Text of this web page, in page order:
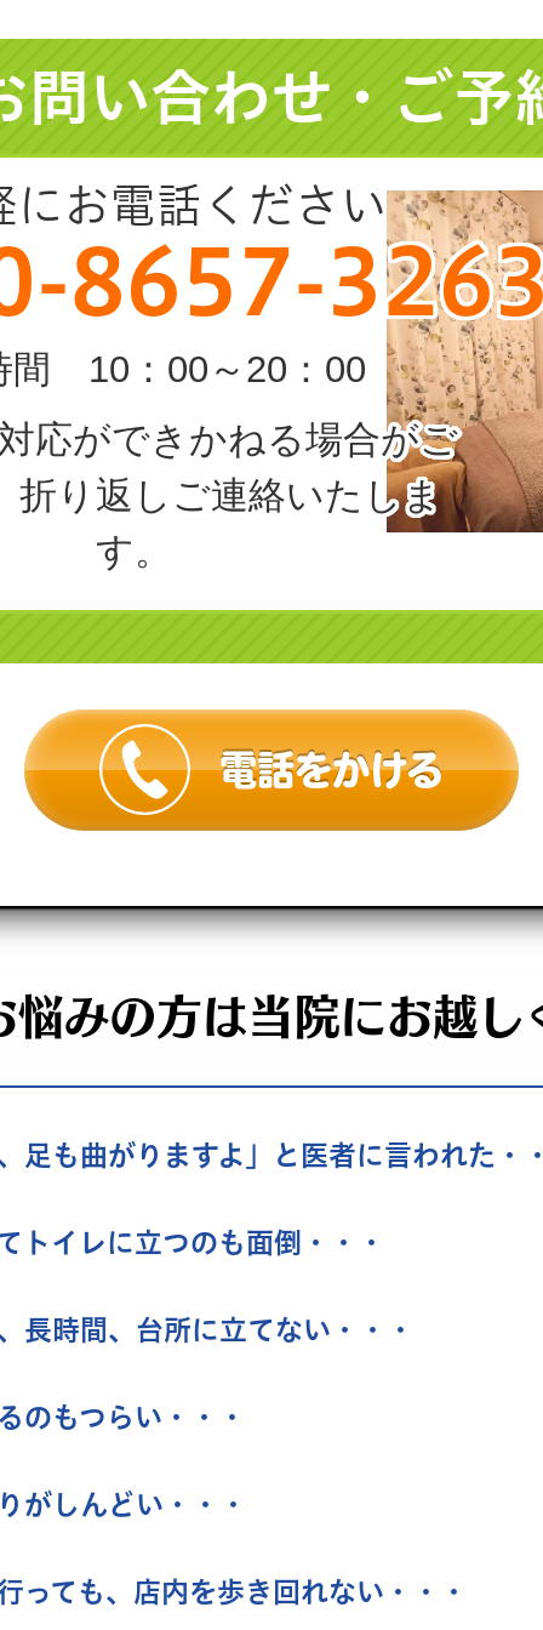
問い合わせ・ご予
にお電話ください
8657-
間 10：00～20：00
応ができかねる場合がご
折り返しご連絡いたしま
す。
電話をかける
悩みの方は当院にお越し
足も曲がりますよ」と医者に言われた・
トイレに立つのも面倒・・・
長時間、台所に立てない・・・
のもつらい・・・
がしんどい・・・
っても、店内を歩き回れない・・・